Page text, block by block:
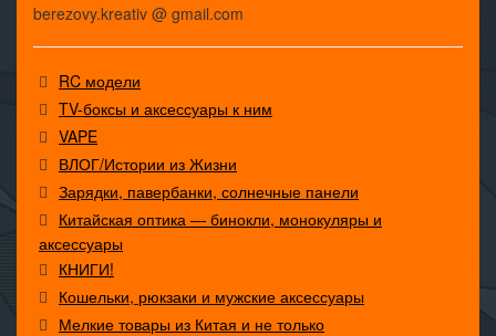
berezovy.kreativ @ gmail.com
RC модели
TV-боксы и аксессуары к ним
VAPE
ВЛОГ/Истории из Жизни
Зарядки, павербанки, солнечные панели
Китайская оптика — бинокли, монокуляры и
аксессуары
КНИГИ!
Кошельки, рюкзаки и мужские аксессуары
Мелкие товары из Китая и не только